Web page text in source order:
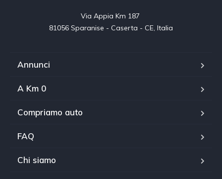
Via Appia Km 187
81056 Sparanise - Caserta - CE, Italia
Annunci
A Km 0
Compriamo auto
FAQ
Chi siamo